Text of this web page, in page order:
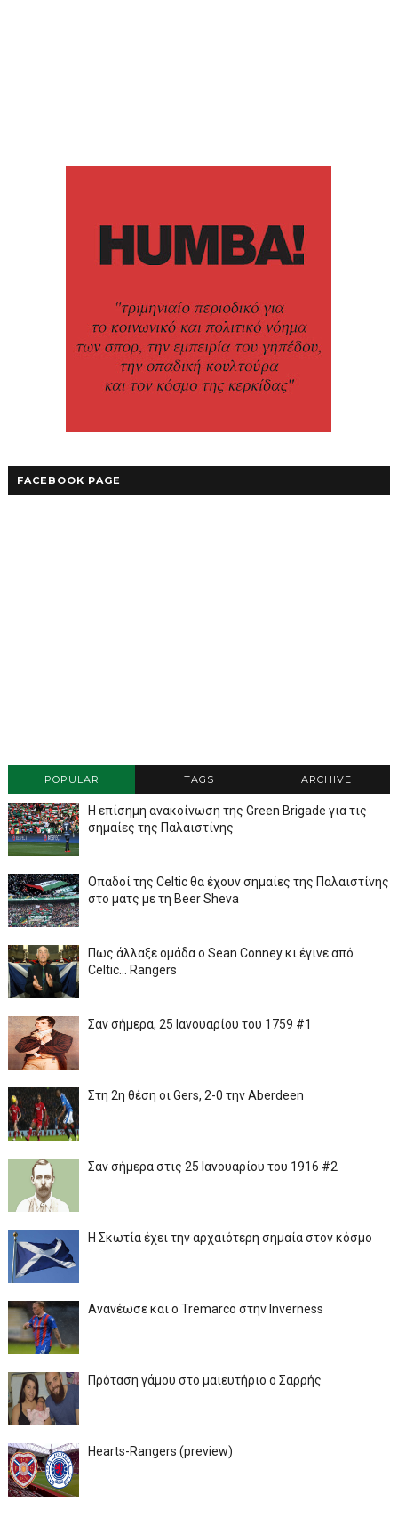
FACEBOOK PAGE
POPULAR TAGS ARCHIVE
Η επίσημη ανακοίνωση της Green Brigade για τις
σημαίες της Παλαιστίνης
Οπαδοί της Celtic θα έχουν σημαίες της Παλαιστίνης
στο ματς με τη Beer Sheva
Πως άλλαξε ομάδα ο Sean Conney κι έγινε από
Celtic... Rangers
Σαν σήμερα, 25 Ιανουαρίου του 1759 #1
Στη 2η θέση οι Gers, 2-0 την Aberdeen
Σαν σήμερα στις 25 Ιανουαρίου του 1916 #2
Η Σκωτία έχει την αρχαιότερη σημαία στον κόσμο
Ανανέωσε και ο Tremarco στην Inverness
Πρόταση γάμου στο μαιευτήριο ο Σαρρής
Hearts-Rangers (preview)